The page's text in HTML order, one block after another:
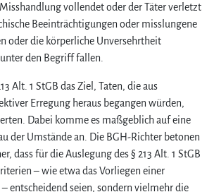
vollendet oder der Täter verletzt
Beeinträchtigungen oder misslungene
oder die körperliche Unversehrtheit
den Begriff fallen.
Alt. 1 StGB das Ziel, Taten, die aus
Erregung heraus begangen würden,
Dabei komme es maßgeblich auf eine
der Umstände an. Die BGH-Richter betonen
dass für die Auslegung des § 213 Alt. 1 StGB
– wie etwa das Vorliegen einer
entscheidend seien, sondern vielmehr die